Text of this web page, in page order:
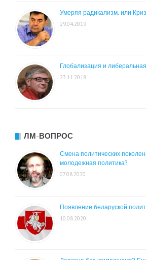
Умеряя радикализм, или
29.04.2019
Глобализация и
23.11.2018
ЛМ-ВОПРОС
Смена политических
молодежная политика?
07.08.2020
Появление беларуской
10.08.2020